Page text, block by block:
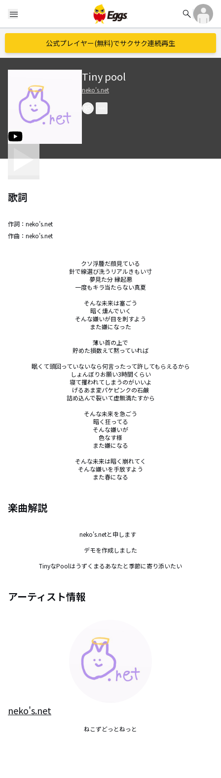
menu search
公式プレイヤー(無料)でサクサク連続再生
Tiny pool
neko's.net
歌詞
作詞： neko's.net
作曲： neko's.net
クソ浮腫だ顔見ている
針で線選び洗うリアルきもい寸
夢見た分 縁起悪
一度もキラ当たらない真夏
そんな未来は塞ごう
暗く燻んでいく
そんな嫌いが目を刺すよう
また嫌になった
薄い首の上で
貯めた損数えて黙っていれば
眠くて頭回っていないなら何言ったって許してもらえるから
しょんぼりお願い3時間くらい
寝て攫われてしまうのがいいよ
げるあま変パケピンクの石鹸
詰め込んで裂いて虚無満たすから
そんな未来を急ごう
暗く狂ってる
そんな嫌いが
色なす様
また嫌になる
そんな未来は暗く崩れてく
そんな嫌いを手放すよう
また春になる
楽曲解説
neko's.netと申します
デモを作成しました
TinyなPoolはうずくまるあなたと季節に寄り添いたい
アーティスト情報
neko's.net
ねこずどっとねっと